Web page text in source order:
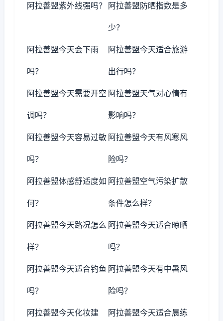
阿拉善盟紫外线强吗？ 阿拉善盟防晒指数是多
少？
阿拉善盟今天会下雨
吗？
阿拉善盟今天适合旅游
出行吗？
阿拉善盟今天需要开空
调吗？
阿拉善盟天气对心情有
影响吗？
阿拉善盟今天容易过敏
吗？
阿拉善盟今天有风寒风
险吗？
阿拉善盟体感舒适度如
何？
阿拉善盟空气污染扩散
条件怎么样？
阿拉善盟今天路况怎么
样？
阿拉善盟今天适合晾晒
吗？
阿拉善盟今天适合钓鱼
吗？
阿拉善盟今天有中暑风
险吗？
阿拉善盟今天化妆建 阿拉善盟今天适合晨练